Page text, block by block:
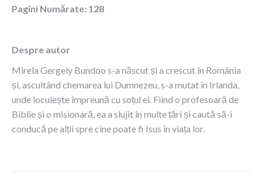
Pagini Numărate: 128
Despre autor
Mirela Gergely Bundoo s-a născut și a crescut în România
și, ascultând chemarea lui Dumnezeu, s-a mutat în Irlanda,
unde locuiește împreună cu soțul ei. Fiind o profesoară de
Biblie și o misionară, ea a slujit în multe țări și caută să-i
conducă pe alții spre cine poate fi Isus în viața lor.